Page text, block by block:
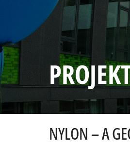
NYLON – A